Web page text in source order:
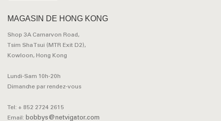
MAGASIN DE HONG KONG
Shop 3A Carnarvon Road,
Tsim Sha Tsui (MTR Exit D2),
Kowloon, Hong Kong
Lundi-Sam 10h-20h
Dimanche par rendez-vous
Tel: + 852 2724 2615
Email: bobbys@netvigator.com